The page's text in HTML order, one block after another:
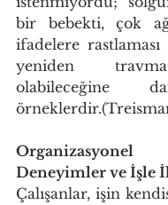
bir bebekti, çok
ifadelere rastlaması
yeniden
olabileceğine
Deneyimler ve İşle
Çalışanlar, işin